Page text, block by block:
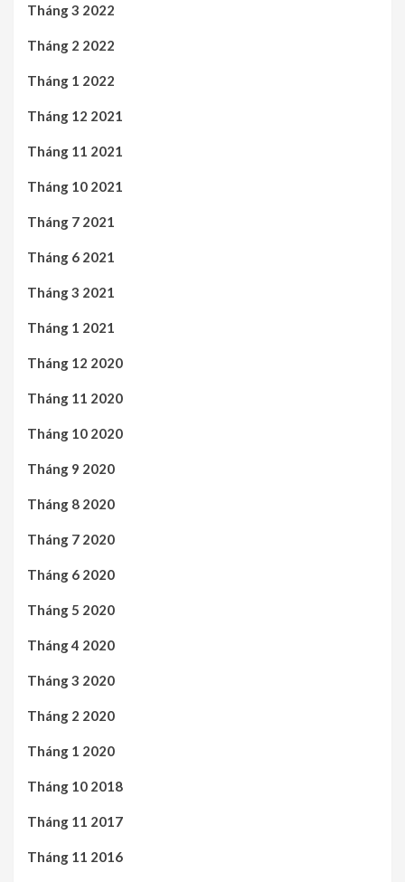
Tháng 3 2022
Tháng 2 2022
Tháng 1 2022
Tháng 12 2021
Tháng 11 2021
Tháng 10 2021
Tháng 7 2021
Tháng 6 2021
Tháng 3 2021
Tháng 1 2021
Tháng 12 2020
Tháng 11 2020
Tháng 10 2020
Tháng 9 2020
Tháng 8 2020
Tháng 7 2020
Tháng 6 2020
Tháng 5 2020
Tháng 4 2020
Tháng 3 2020
Tháng 2 2020
Tháng 1 2020
Tháng 10 2018
Tháng 11 2017
Tháng 11 2016